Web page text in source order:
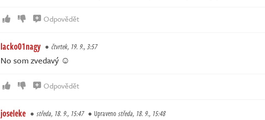
Odpovědět
lacko01nagy čtvrtek, 19. 9., 3:57
No som zvedavý ☺
Odpovědět
joseleke středa, 18. 9., 15:47 Upravenostředa, 18. 9., 15:48